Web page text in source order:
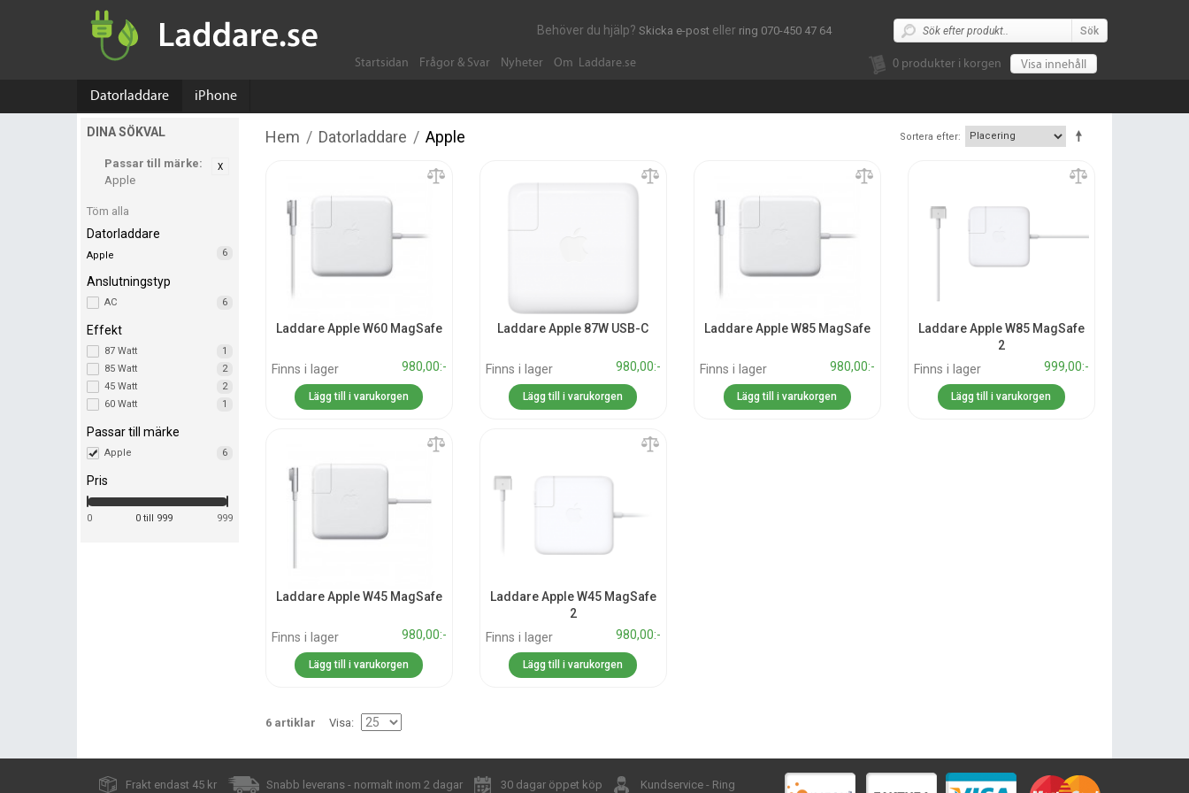
Behöver du hjälp? Skicka e-post eller ring 070-450 47 64
Startsidan Frågor & Svar Nyheter Om Laddare.se 0 produkter i korgen Visa innehåll
Sök
Datorladdare iPhone
DINA SÖKVAL
Passar till märke:
Apple
Töm alla
Datorladdare
Apple 6
Anslutningstyp
AC 6
Effekt
87 Watt
1
85 Watt
2
45 Watt
2
60 Watt
1
Passar till märke
Apple 6
Pris
0 999
0 till 999
Hem / Datorladdare / Apple Sortera efter
Laddare Apple W60 MagSafe
Finns i lager 980,00:-
Lägg till i varukorgen
Laddare Apple 87W USB-C
Finns i lager 980,00:-
Lägg till i varukorgen
Laddare Apple W85 MagSafe
Finns i lager 980,00:-
Lägg till i varukorgen
Laddare Apple W85 MagSafe
2
Finns i lager
999,00:-
Lägg till i varukorgen
Laddare Apple W45 MagSafe
Finns i lager 980,00:-
Lägg till i varukorgen
Laddare Apple W45 MagSafe
2
Finns i lager
980,00:-
Lägg till i varukorgen
6 artiklar Visa
Frakt endast 45 kr Snabb leverans - normalt inom 2 dagar 30 dagar öppet köp Kundservice - Ring